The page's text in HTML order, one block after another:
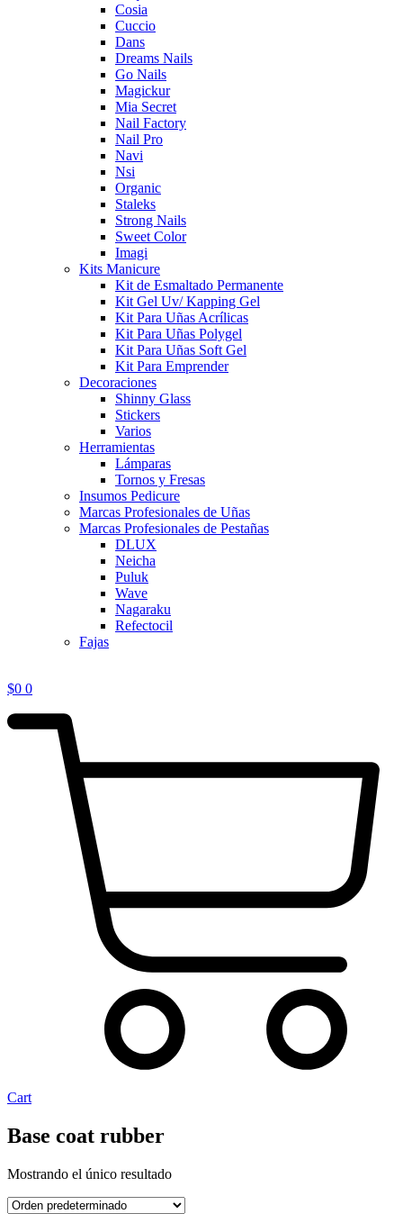
Cosia
Cuccio
Dans
Dreams Nails
Go Nails
Magickur
Mia Secret
Nail Factory
Nail Pro
Navi
Nsi
Organic
Staleks
Strong Nails
Sweet Color
Imagi
Kits Manicure
Kit de Esmaltado Permanente
Kit Gel Uv/ Kapping Gel
Kit Para Uñas Acrílicas
Kit Para Uñas Polygel
Kit Para Uñas Soft Gel
Kit Para Emprender
Decoraciones
Shinny Glass
Stickers
Varios
Herramientas
Lámparas
Tornos y Fresas
Insumos Pedicure
Marcas Profesionales de Uñas
Marcas Profesionales de Pestañas
DLUX
Neicha
Puluk
Wave
Nagaraku
Refectocil
Fajas
$0 0
Cart
Base coat rubber
Mostrando el único resultado